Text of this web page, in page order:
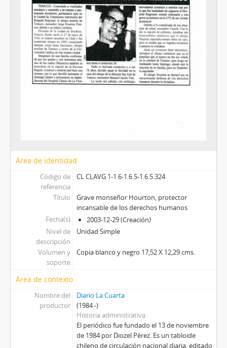
Área de identidad
Código de
referencia
CL CLAVG 1-1.6-1.6.5-1.6.5.324
Título
Grave monseñor Hourton, protector
incansable de los derechos humanos
Fecha(s)
2003-12-29 (Creación)
Nivel de
descripción
Unidad Simple
Volumen y
soporte
Copia blanco y negro 17,52 X 12,29 cms.
Área de contexto
Nombre del
productor
Diario La Cuarta
(1984 -)
Historia administrativa
El periódico fue fundado el 13 de noviembre
de 1984 por Diozel Pérez. Es un tabloide
chileno de circulación nacional diaria, editado